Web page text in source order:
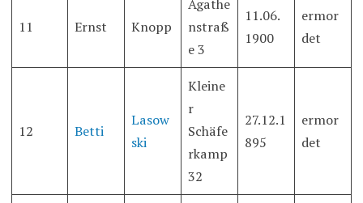
11 Ernst Knopp
Agathe
nstraß
e 3
11.06.
1900
ermor
det
12 Betti
Lasow
ski
Kleine
r
Schäfe
rkamp
32
27.12.1
895
ermor
det